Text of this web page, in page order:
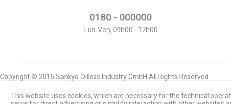
0180 - 000000
Lun-Ven, 09h00 - 17h00
Copyright © 2016 Sankyo Oilless Industry GmbH All Rights Reserved
This website uses cookies, which are necessary for the technical